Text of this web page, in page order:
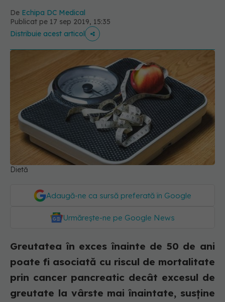
De Echipa DC Medical
Publicat pe 17 sep 2019, 15:35
Distribuie acest articol
Dietă
Adaugă-ne ca sursă preferată în Google
Urmărește-ne pe Google News
Greutatea în exces înainte de 50 de ani
poate fi asociată cu riscul de mortalitate
prin cancer pancreatic decât excesul de
greutate la vârste mai înaintate, susține